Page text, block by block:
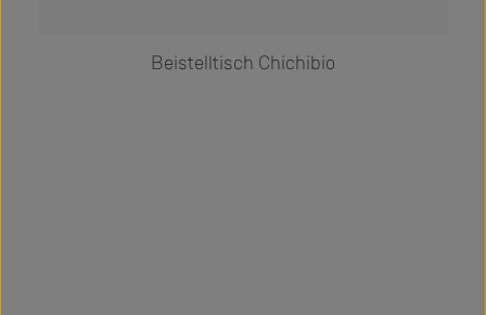
Beistelltisch Chichibio